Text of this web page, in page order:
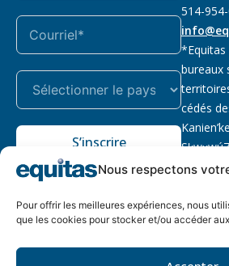
Nous respectons
Pour offrir les meilleures expériences, nous
que les cookies pour stocker et/ou accéder
S’inscrire
514-
*Equitas
bureaux
cédés
Lire la
de